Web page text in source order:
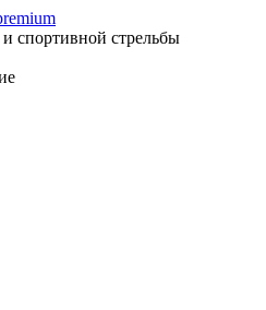
спортивной стрельбы